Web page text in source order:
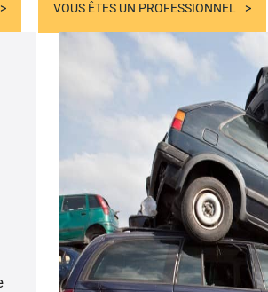
VOUS ÊTES UN PROFESSIONNEL